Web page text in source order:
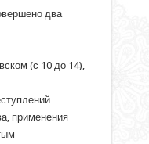
два
(с 10 до 14),
применения